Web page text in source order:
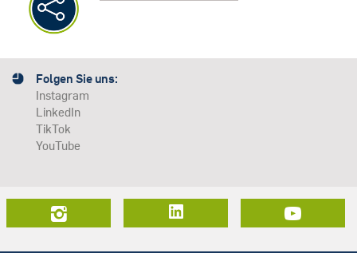
Folgen Sie uns:
Instagram
LinkedIn
TikTok
YouTube